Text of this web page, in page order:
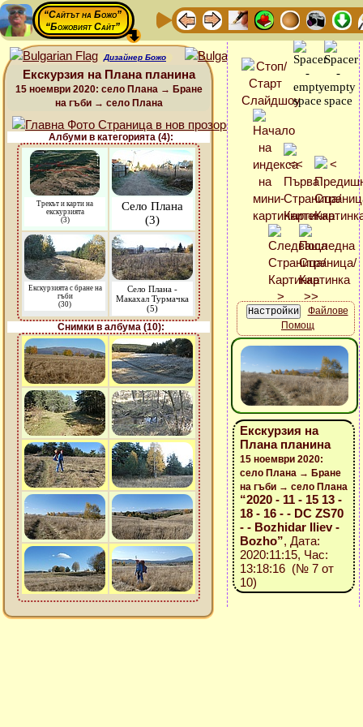
“Сайтът на Божо”
“Божовият Сайт”
Дизайнер Божо
Екскурзия на Плана планина
15 ноември 2020: село Плана → Бране
на гъби → село Плана
Албуми в категорията (4):
Трекът и карти на
екскурзията
(3)
Село Плана
(3)
Екскурзията с бране на
гъби
(30)
Село Плана -
Макахал Турмачка
(5)
Снимки в албума (10):
Файлове
Помощ
Екскурзия на
Плана планина
15 ноември 2020:
село Плана → Бране
на гъби → село Плана
“2020 - 11 - 15 13 -
18 - 16 - - DC ZS70
- - Bozhidar Iliev -
Bozho”, Дата:
2020:11:15, Час:
13:18:16 (№ 7 от
10)